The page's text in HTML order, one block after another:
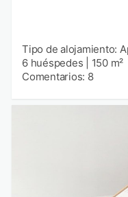
Tipo de alojamiento:
6 huéspedes
150 m²
Comentarios: 8